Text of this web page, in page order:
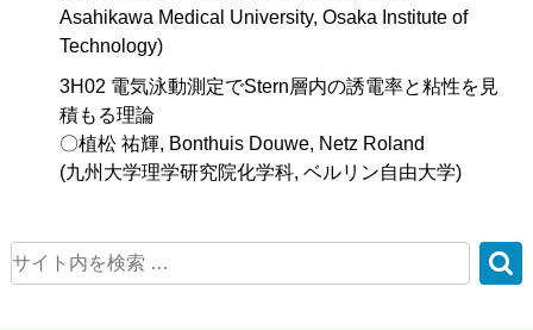
Asahikawa Medical University, Osaka Institute of
Technology)
3H02 電気泳動測定でStern層内の誘電率と粘性を見
積もる理論
〇植松 祐輝, Bonthuis Douwe, Netz Roland
(九州大学理学研究院化学科, ベルリン自由大学)